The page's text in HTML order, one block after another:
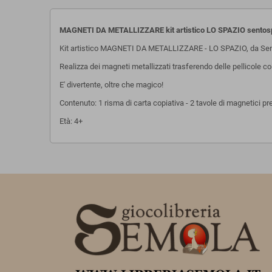
MAGNETI DA METALLIZZARE kit artistico LO SPAZIO
Kit artistico MAGNETI DA METALLIZZARE - LO SPAZIO, da
Realizza dei magneti metallizzati trasferendo delle pellicole
E' divertente, oltre che magico!
Contenuto: 1 risma di carta copiativa - 2 tavole di magnetici
Età: 4+